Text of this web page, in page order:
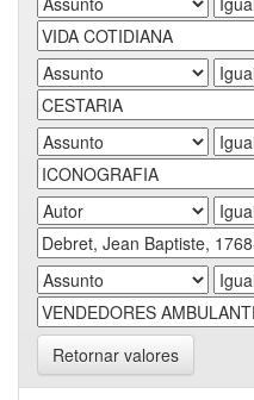
Retornar valores